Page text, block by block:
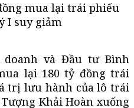
mua lại trái phiếu
I suy giảm
doanh và Đầu tư Bình
lại 180 tỷ đồng trái
trị lưu hành của lô trái
Khải Hoàn xuống